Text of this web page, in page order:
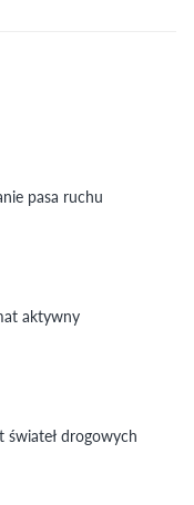
pasa ruchu
aktywny
świateł drogowych